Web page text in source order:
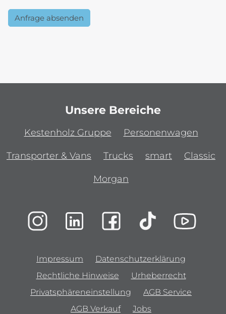
Anfrage absenden
Unsere Bereiche
Kestenholz Gruppe Personenwagen
Transporter & Vans Trucks smart Classic
Morgan
Impressum
Datenschutzerklärung
Rechtliche Hinweise
Urheberrecht
Privatsphäreneinstellung
AGB Service
AGB Verkauf
Jobs